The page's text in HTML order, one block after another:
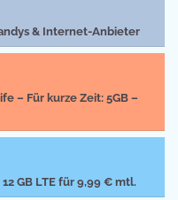
& Internet-Anbieter
– Für kurze Zeit: 5GB –
GB LTE für 9,99 € mtl.